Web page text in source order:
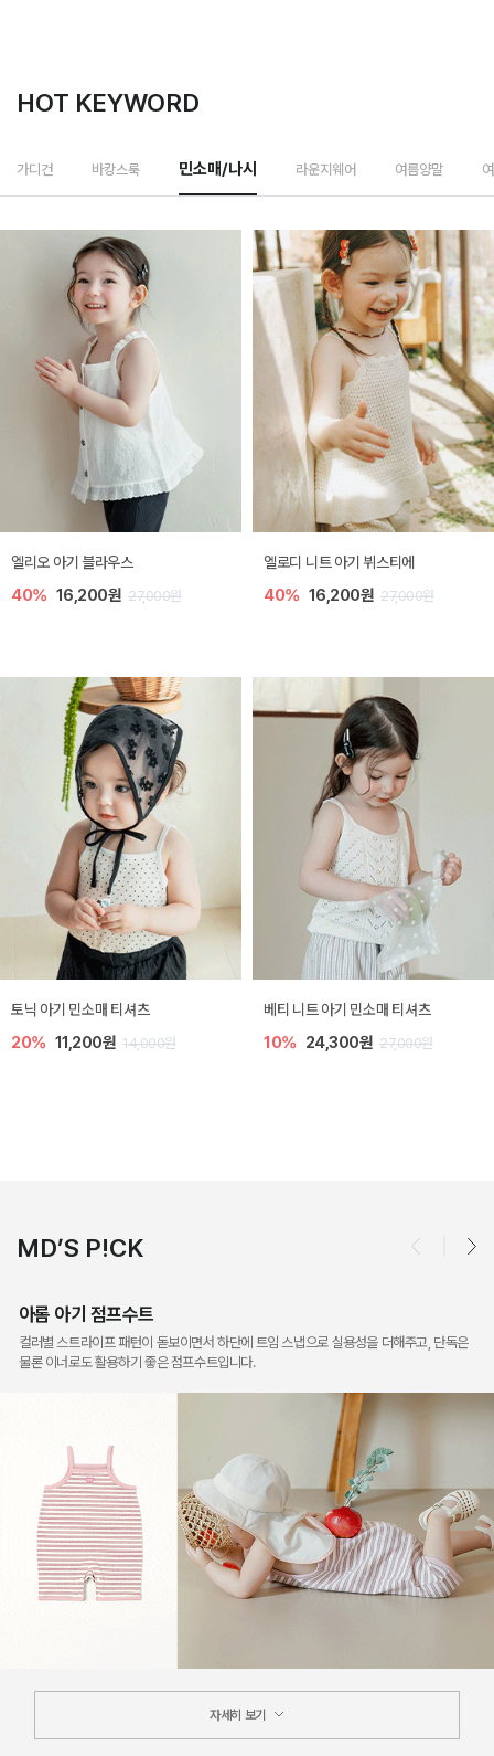
HOT KEYWORD
가디건 바캉스룩 민소매/나시 라운지웨어 여름양말
미렐 아기 라운지웨어
30% 22,400원 32,000원
[SIZE ~6Y] 로미나 라운지 셋업
30% 20,300원 29,000원
렌디 아기 라운지웨어
30% 14,700원 21,000원
[SIZE ~6Y] 오뎃 라운지웨어
30% 16,100원 23,000원
MD’S P!CK
아롬 아기 점프수트
컬러별 스트라이프 패턴이 돋보이면서 하단에 트임 스냅으로 실용성을 더해주고, 단독은
물론 이너로도 활용하기 좋은 점프수트입니다.
자세히 보기